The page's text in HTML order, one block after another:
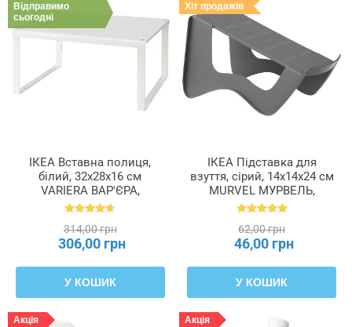
Відправимо
сьогодні
ІКЕА Вставна полиця,
білий, 32x28x16 см
VARIERA ВАР'ЄРА,
601.366.23
314,00 грн
306,00 грн
У КОШИК
Хіт продажів
ІКЕА Підставка для
взуття, сірий, 14x14x24 см
MURVEL МУРВЕЛЬ,
204.348.32
62,00 грн
46,00 грн
У КОШИК
Акція
Акція